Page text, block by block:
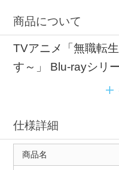
商品について
TVアニメ「無職転
す～」 Blu-rayシリ
仕様詳細
商品名